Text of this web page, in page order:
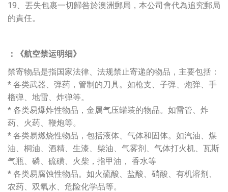
19、丟失包裹一切歸咎於澳洲郵局，本公司會代為追究郵局
的責任。
：《航空禁运明细》
禁寄物品是指国家法律、法规禁止寄递的物品，主要包括：
* 各类武器、弹药，管制的刀具。如枪支、子弹、炮弹、手
榴弹、地雷、炸弹等。
* 各类易爆炸性物品，金属气压罐装的物品。如雷管、炸
药、火药、鞭炮等。
* 各类易燃烧性物品，包括液体、气体和固体。如汽油、煤
油、桐油、酒精、生漆、柴油、气雾剂、气体打火机、瓦斯
气瓶、磷、硫磺、火柴，指甲油， 香水等
* 各类易腐蚀性物品。如火硫酸、盐酸、硝酸、有机溶剂、
农药、双氧水、危险化学品等。